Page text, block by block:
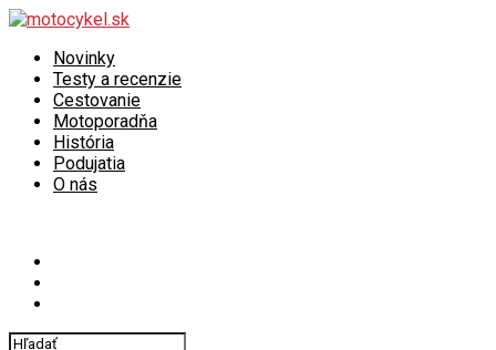
Novinky
Testy a recenzie
Cestovanie
Motoporadňa
História
Podujatia
O nás